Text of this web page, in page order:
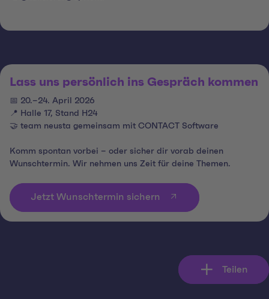
Lass uns persönlich ins Gespräch kommen
📅 20.–24. April 2026
📍
Halle 17, Stand H24
🤝 team neusta gemeinsam mit CONTACT Software
Komm spontan vorbei – oder sicher dir vorab deinen
Wunschtermin. Wir nehmen uns Zeit für deine Themen.
Jetzt Wunschtermin sichern
Teilen